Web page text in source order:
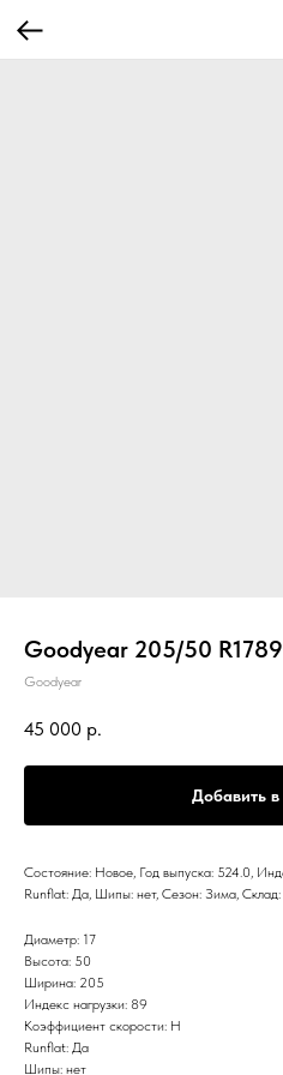
Goodyear 205/50
Goodyear
45 000 р.
Добавить в
Состояние: Новое, Год выпуска: 524.0,
Runflat: Да, Шипы: нет, Сезон: Зима,
Диаметр: 17
Высота: 50
Ширина: 205
Индекс нагрузки: 89
Коэффициент скорости: H
Runflat: Да
Шипы: нет